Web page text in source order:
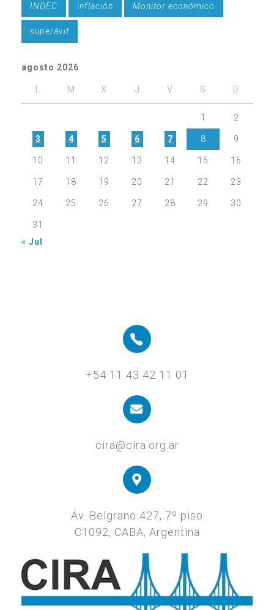
INDEC inflación Monitor económico
superávit
agosto 2026
L M X J V S D
1 2
3 4 5 6 7 8 9
10 11 12 13 14 15 16
17 18 19 20 21 22 23
24 25 26 27 28 29 30
31
« Jul
+54 11 43 42 11 01
cira@cira.org.ar
Av. Belgrano 427, 7º piso
C1092, CABA, Argentina